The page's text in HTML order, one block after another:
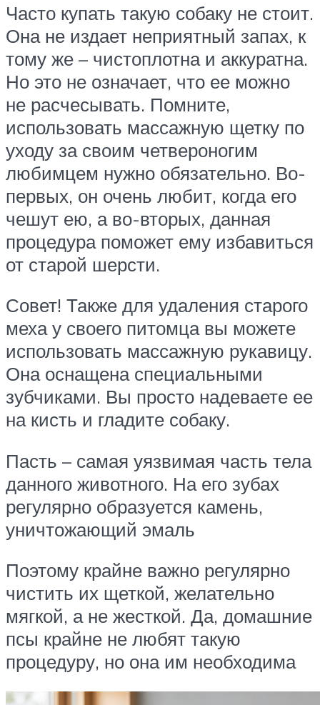
Часто купать такую собаку не стоит.
Она не издает неприятный запах, к
тому же – чистоплотна и аккуратна.
Но это не означает, что ее можно
не расчесывать. Помните,
использовать массажную щетку по
уходу за своим четвероногим
любимцем нужно обязательно. Во-
первых, он очень любит, когда его
чешут ею, а во-вторых, данная
процедура поможет ему избавиться
от старой шерсти.
Совет! Также для удаления старого
меха у своего питомца вы можете
использовать массажную рукавицу.
Она оснащена специальными
зубчиками. Вы просто надеваете ее
на кисть и гладите собаку.
Пасть – самая уязвимая часть тела
данного животного. На его зубах
регулярно образуется камень,
уничтожающий эмаль
Поэтому крайне важно регулярно
чистить их щеткой, желательно
мягкой, а не жесткой. Да, домашние
псы крайне не любят такую
процедуру, но она им необходима